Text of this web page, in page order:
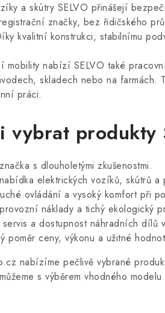
a skútry SELVO přinášejí
značky, bez řidičského
kvalitní konstrukci, stabilnímu
mobility nabízí SELVO také
skladech nebo na
práci.
vybrat produkty
s dlouholetými zkušenostmi.
elektrických vozíků, skútrů a
ovládání a vysoký komfort při
náklady a tichý ekologický
servis a dostupnost náhradních dílů
poměr ceny, výkonu a užitné
nabízíme pečlivě vybrané
s výběrem vhodného